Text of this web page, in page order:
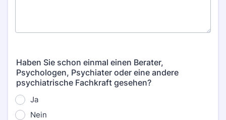
Haben Sie schon einmal einen Berater,
Psychologen, Psychiater oder eine andere
psychiatrische Fachkraft gesehen?
Ja
Nein